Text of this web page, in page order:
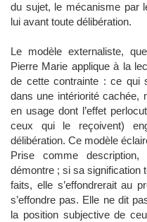
du sujet, le mécanisme par
lui avant toute délibération.
Le modèle externaliste,
Pierre Marie applique à la
de cette contrainte : ce qui
dans une intériorité cachée,
en usage dont l’effet
ceux qui le reçoivent)
délibération. Ce modèle
Prise comme
démontre ; si sa signification
faits, elle s’effondrerait au
s’effondre pas. Elle ne dit
la position subjective de